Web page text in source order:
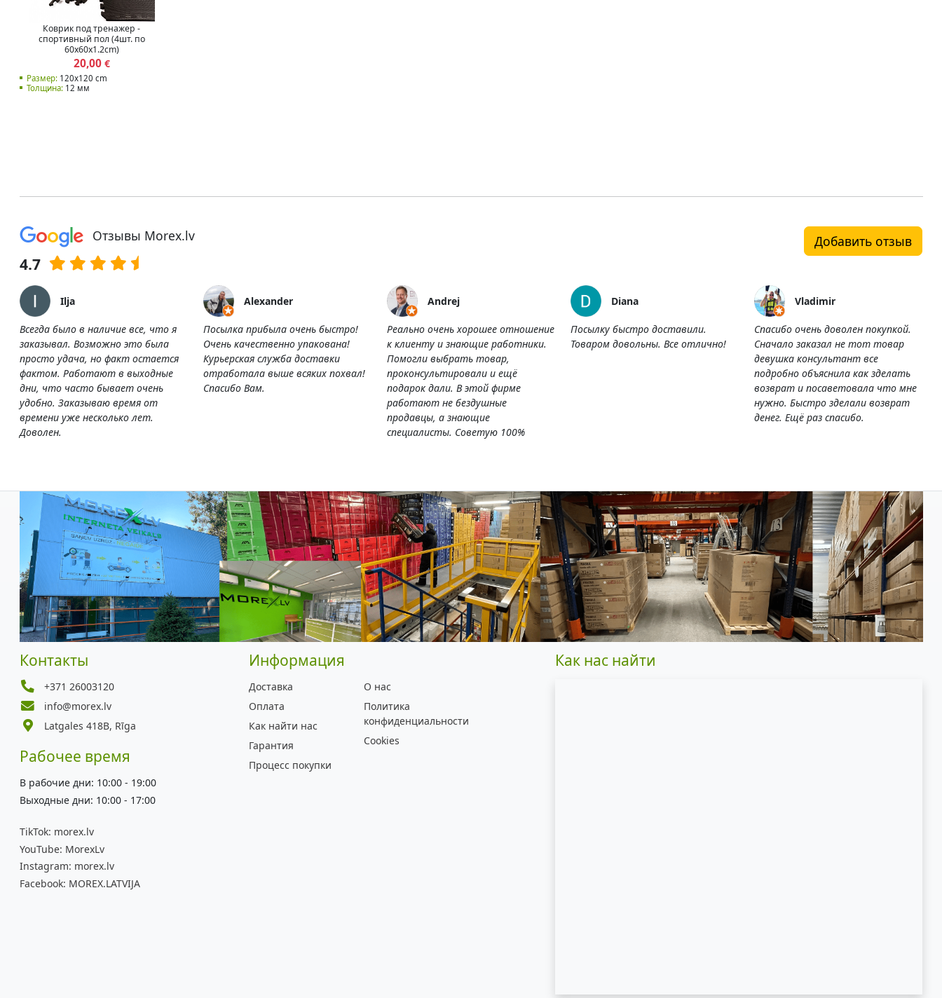
Коврик под тренажер -
спортивный пол (4шт. по
60x60x1.2cm)
20,00€
Размер:120x120 cm
Толщина:12 мм
Отзывы Morex.lv
4.7
Добавить отзыв
Ilja
Всегда было в наличие все, что я
заказывал. Возможно это была
просто удача, но факт остается
фактом. Работают в выходные
дни, что часто бывает очень
удобно. Заказываю время от
времени уже несколько лет.
Доволен.
Alexander
Посылка прибыла очень быстро!
Очень качественно упакована!
Курьерская служба доставки
отработала выше всяких похвал!
Спасибо Вам.
Andrej
Реально очень хорошее отношение
к клиенту и знающие работники.
Помогли выбрать товар,
проконсультировали и ещё
подарок дали. В этой фирме
работают не бездушные
продавцы, а знающие
специалисты. Советую 100%
Diana
Посылку быстро доставили.
Товаром довольны. Все отлично!
Vladimir
Спасибо очень доволен покупкой.
Сначало заказал не тот товар
девушка консультант все
подробно объяснила как зделать
возврат и посаветовала что мне
нужно. Быстро зделали возврат
денег. Ещё раз спасибо.
Контакты
+371 26003120
info@morex.lv
Latgales 418B, Rīga
Рабочее время
В рабочие дни: 10:00 - 19:00
Выходные дни: 10:00 - 17:00
TikTok: morex.lv
YouTube: MorexLv
Instagram: morex.lv
Facebook: MOREX.LATVIJA
Информация
Доставка
Оплата
Как найти нас
Гарантия
Процесс покупки
О нас
Политика
конфиденциальности
Cookies
Как нас найти